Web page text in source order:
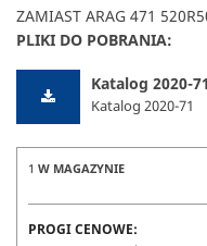
ZAMIAST ARAG 471
PLIKI DO POBRANIA:
Katalog 2020-
Katalog 2020-71
1 W MAGAZYNIE
PROGI CENOWE: